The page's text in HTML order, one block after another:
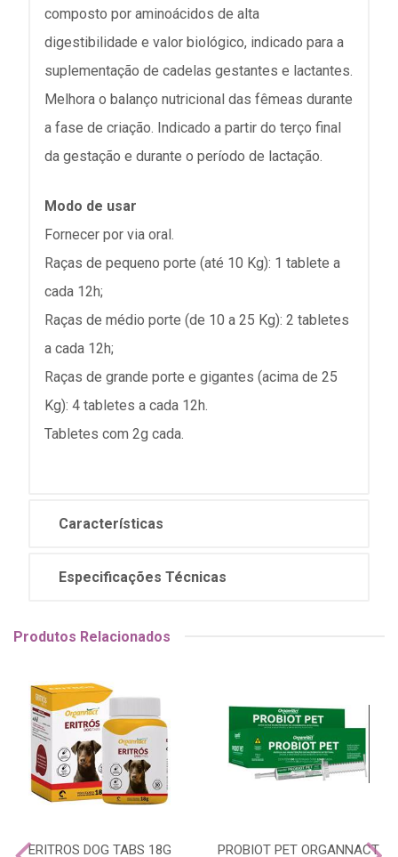
composto por aminoácidos de alta
digestibilidade e valor biológico, indicado para a
suplementação de cadelas gestantes e lactantes.
Melhora o balanço nutricional das fêmeas durante
a fase de criação. Indicado a partir do terço final
da gestação e durante o período de lactação.
Modo de usar
Fornecer por via oral.
Raças de pequeno porte (até 10 Kg): 1 tablete a
cada 12h;
Raças de médio porte (de 10 a 25 Kg): 2 tabletes
a cada 12h;
Raças de grande porte e gigantes (acima de 25
Kg): 4 tabletes a cada 12h.
Tabletes com 2g cada.
Características
Especificações Técnicas
Produtos Relacionados
ERITROS DOG TABS 18G PROBIOT PET ORGANNACT